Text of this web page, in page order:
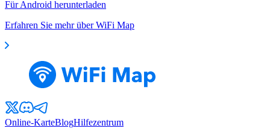
Für Android herunterladen
Erfahren Sie mehr über WiFi Map
Online-KarteBlogHilfezentrum